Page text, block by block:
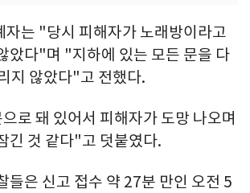
자는 "당시 피해자가 노래방이라고
았다"며 "지하에 있는 모든 문을 다
지 않았다"고 전했다.
로 돼 있어서 피해자가 도망 나오며
긴 것 같다"고 덧붙였다.
들은 신고 접수 약 27분 만인 오전 5